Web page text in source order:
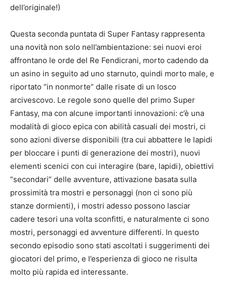
dell’originale!)
Questa seconda puntata di Super Fantasy rappresenta
una novità non solo nell’ambientazione: sei nuovi eroi
affrontano le orde del Re Fendicrani, morto cadendo da
un asino in seguito ad uno starnuto, quindi morto male, e
riportato “in nonmorte” dalle risate di un losco
arcivescovo. Le regole sono quelle del primo Super
Fantasy, ma con alcune importanti innovazioni: c’è una
modalità di gioco epica con abilità casuali dei mostri, ci
sono azioni diverse disponibili (tra cui abbattere le lapidi
per bloccare i punti di generazione dei mostri), nuovi
elementi scenici con cui interagire (bare, lapidi), obiettivi
“secondari” delle avventure, attivazione basata sulla
prossimità tra mostri e personaggi (non ci sono più
stanze dormienti), i mostri adesso possono lasciar
cadere tesori una volta sconfitti, e naturalmente ci sono
mostri, personaggi ed avventure differenti. In questo
secondo episodio sono stati ascoltati i suggerimenti dei
giocatori del primo, e l’esperienza di gioco ne risulta
molto più rapida ed interessante.